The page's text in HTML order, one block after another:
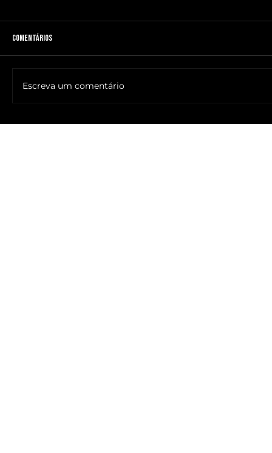
Comentários
Escreva um comentário